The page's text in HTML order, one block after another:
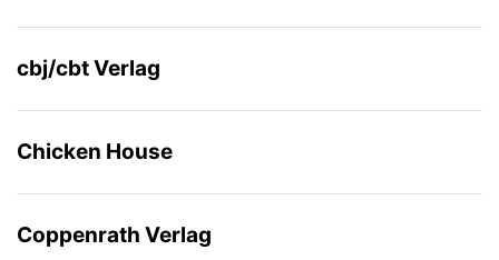
cbj/cbt Verlag
Chicken House
Coppenrath Verlag